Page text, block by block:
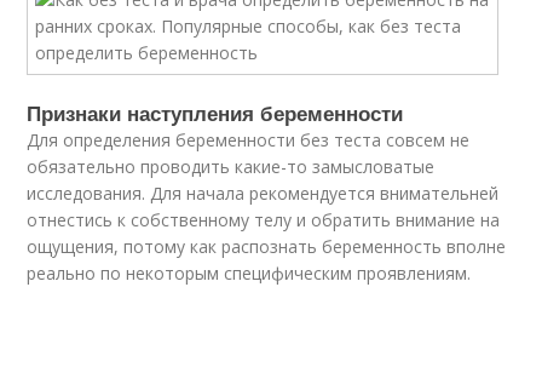
Признаки наступления беременности
Для определения беременности без теста совсем не
обязательно проводить какие-то замысловатые
исследования. Для начала рекомендуется внимательней
отнестись к собственному телу и обратить внимание на
ощущения, потому как распознать беременность вполне
реально по некоторым специфическим проявлениям.